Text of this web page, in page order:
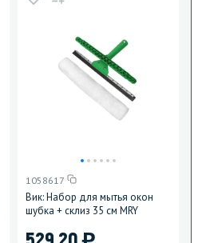
1058617
Вик: Набор для мытья окон
шубка + склиз 35 см MRY
)